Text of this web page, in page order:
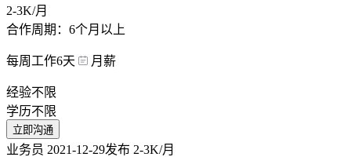
2-3K/月
合作周期：6个月以上
每周工作6天 月薪
经验不限
学历不限
立即沟通
业务员 2021-12-29发布 2-3K/月